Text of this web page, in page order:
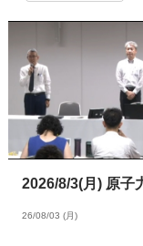
2026/8/3(月) 原子
26/08/03 (月)